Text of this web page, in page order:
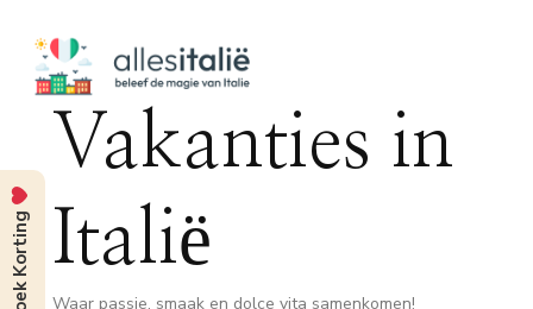
Vakanties in
Italië
Waar passie, smaak en dolce vita samenkomen!